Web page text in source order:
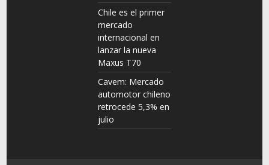
Chile es el primer
mercado
internacional en
lanzar la nueva
Maxus T70
Cavem: Mercado
automotor chileno
retrocede 5,3% en
julio